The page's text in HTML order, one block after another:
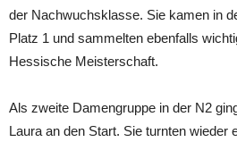
der Nachwuchsklasse. Sie kamen in
Platz 1 und sammelten ebenfalls
Hessische Meisterschaft.
Als zweite Damengruppe in der N2
Laura an den Start. Sie turnten wieder